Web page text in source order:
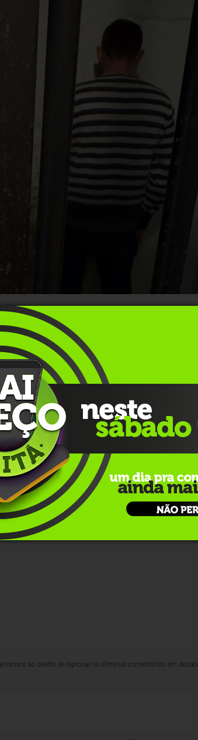
filho, de 18, na tarde desta terça-feira (30),
dupla integraria um esquema de tele-
entorpecentes a usuários. No
cocaína no veículo usado para as
à disposição da Justiça. A apuração foi
Informações podem ser repassadas
ao direito de reprovar ou eliminar comentários em